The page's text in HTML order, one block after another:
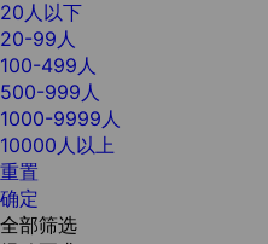
20人以下
20-99人
100-499人
500-999人
1000-9999人
10000人以上
重置
确定
全部筛选